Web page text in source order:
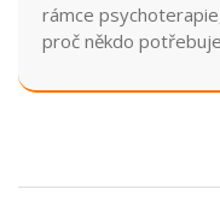
rámce
proč někdo